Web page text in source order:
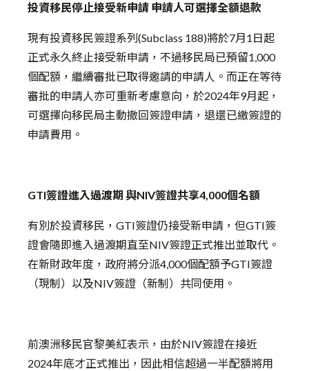
投資移民停止接受新申請 申請人可選擇全額退款
現有投資移民簽證系列(Subclass 188)將於7月1日起
正式永久終止接受新申請，不過移民局已預留1,000
個配額，繼續審批已取得邀請的申請人。而正在等待
審批的申請人亦可重新考慮意向，於2024年9月起，
可選擇向移民局主動撤回簽證申請，退還已繳簽證的
申請費用。
GTI簽證進入過渡期 與NIV簽證共享4,000個名額
有別於投資移民，GTI簽證仍接受新申請，但GTI簽
證會隨即進入過渡期直至NIV簽證正式推出並取代。
在新財政年度，政府將分派4,000個配額予GTI簽證
（現制）以及NIV簽證（新制）共同使用。
前澳洲移民官黎美紅表示，由於NIV簽證在接近
2024年底才正式推出，因此相信超過一半配額將用